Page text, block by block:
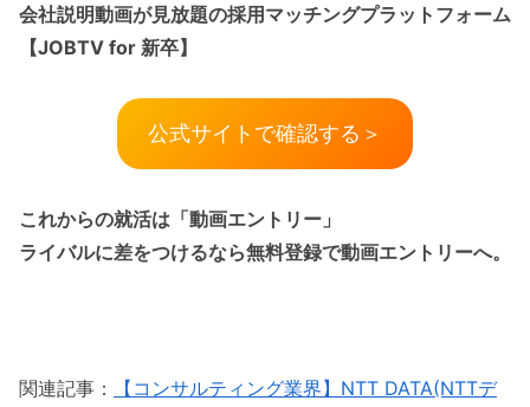
会社説明動画が見放題の採用マッチングプラットフォーム
【JOBTV for 新卒】
公式サイトで確認する＞
これからの就活は「動画エントリー」
ライバルに差をつけるなら無料登録で動画エントリーへ。
関連記事：
【コンサルティング業界】NTT DATA(NTTデ